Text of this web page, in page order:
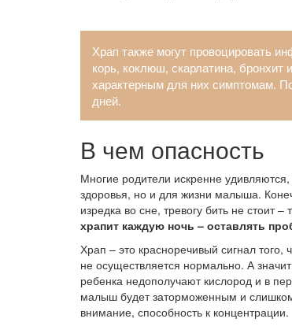
Храп также могут провоцировать
корь, коклюш, скарлатина, бронхит
характерным для них симптомам.
дней.
В чем опасность
Многие родители искренне
здоровья, но и для жизни малыша.
изредка во сне, тревогу бить не стоит
храпит каждую ночь – оставлять
Храп – это красноречивый сигнал того,
не осуществляется нормально. А
ребенка недополучают кислород и в
малыш будет заторможенным и
внимание, способность к концентрации.